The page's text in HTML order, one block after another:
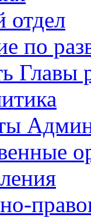
отдел
по
Главы